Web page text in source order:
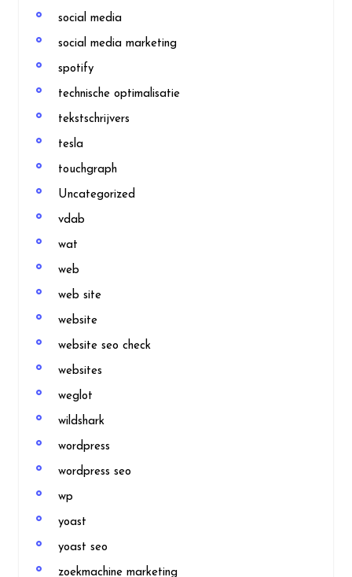
social media
social media marketing
spotify
technische optimalisatie
tekstschrijvers
tesla
touchgraph
Uncategorized
vdab
wat
web
web site
website
website seo check
websites
weglot
wildshark
wordpress
wordpress seo
wp
yoast
yoast seo
zoekmachine marketing